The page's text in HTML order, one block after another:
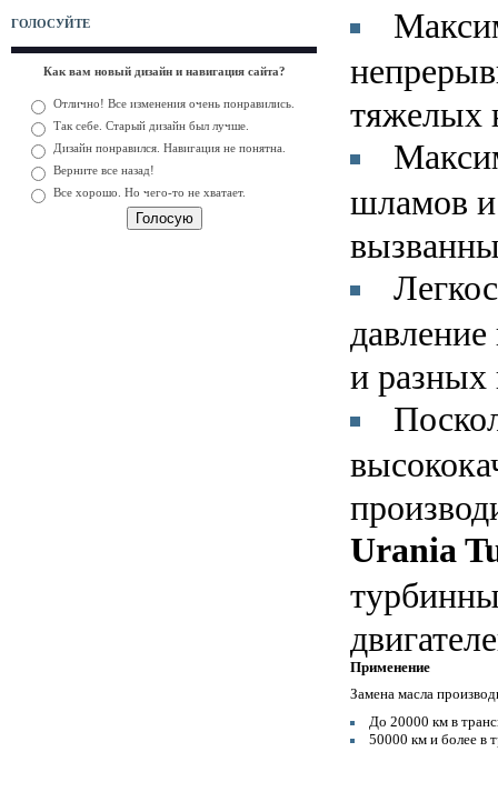
ГОЛОСУЙТЕ
Как вам новый дизайн и навигация сайта?
Отлично! Все изменения очень понравились.
Так себе. Старый дизайн был лучше.
Дизайн понравился. Навигация не понятна.
Верните все назад!
Все хорошо. Но чего-то не хватает.
тяжелых
шламов и
и разных
Urania
Применение
Замена масла
До 20000 км в
50000 км и более в